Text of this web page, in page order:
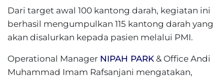
Dari target awal 100 kantong darah, kegiatan ini
berhasil mengumpulkan 115 kantong darah yang
akan disalurkan kepada pasien melalui PMI.
Operational Manager NIPAH PARK & Office Andi
Muhammad Imam Rafsanjani mengatakan,